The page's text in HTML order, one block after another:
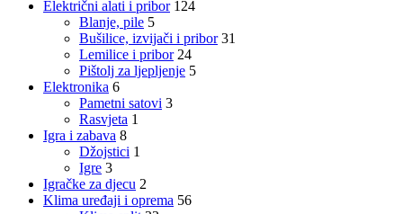
Električni alati i pribor 124
Blanje, pile 5
Bušilice, izvijači i pribor 31
Lemilice i pribor 24
Pištolj za ljepljenje 5
Elektronika 6
Pametni satovi 3
Rasvjeta 1
Igra i zabava 8
Džojstici 1
Igre 3
Igračke za djecu 2
Klima uređaji i oprema 56